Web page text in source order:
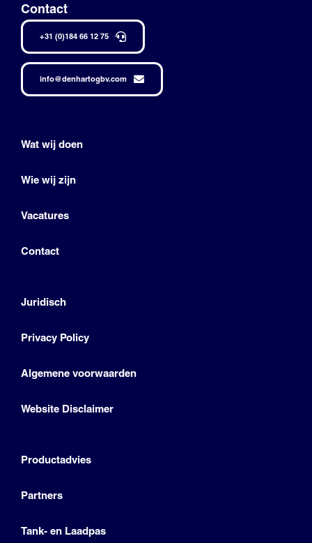
Contact
+31 (0)184 66 12 75
info@denhartogbv.com
Wat wij doen
Wie wij zijn
Vacatures
Contact
Juridisch
Privacy Policy
Algemene voorwaarden
Website Disclaimer
Productadvies
Partners
Tank- en Laadpas